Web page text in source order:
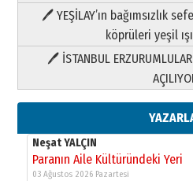
🖊 YEŞİLAY’ın bağımsızlık
köprüleri yeşil
🖊 İSTANBUL
HAVVA’NIN ÜÇ KIZI
09 Temmuz 2026 Perşembe
Yusuf POLAT
Şampiyonluk
yazar
11 Mayıs 2026 Pazartesi
Neşat YALÇIN
Paranın Aile Kültüründeki Yeri
03 Ağustos 2026 Pazartesi